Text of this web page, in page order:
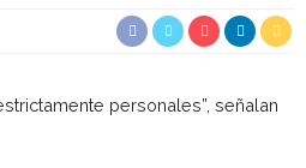
personales”, señalan